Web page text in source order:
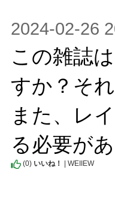
2024-02-26
この雑誌
すか？そ
また、レ
る必要が
(0) いいね！ | WEIIEW